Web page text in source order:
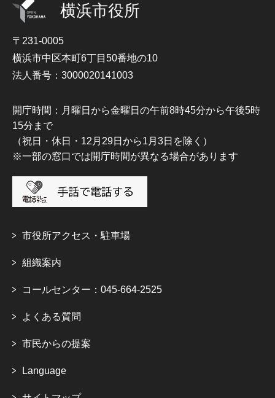
横浜市役所
〒231-0005
横浜市中区本町6丁目50番地の10
法人番号：3000020141003
開庁時間：月曜日から金曜日の午前8時45分から午後5時
15分まで
（祝日・休日・12月29日から1月3日を除く）
※一部の窓口では開庁時間が異なる場合があります
市役所アクセス・駐車場
組織案内
コールセンター：045-664-2525
よくある質問
市民からの提案
Language